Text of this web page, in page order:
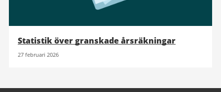
Statistik över granskade årsräkningar
27 februari 2026